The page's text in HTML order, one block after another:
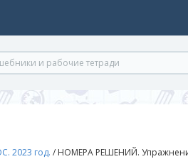
2023 год. / НОМЕРА РЕШЕНИЙ.